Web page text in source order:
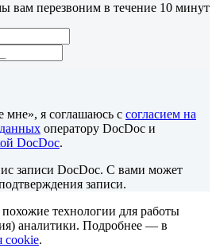
вам перезвоним в течение 10 минут
я соглашаюсь с согласием на
оператору DocDoc и
DocDoc.
записи DocDoc. С вами может
записи.
технологии для работы
аналитики. Подробнее — в
cookie.